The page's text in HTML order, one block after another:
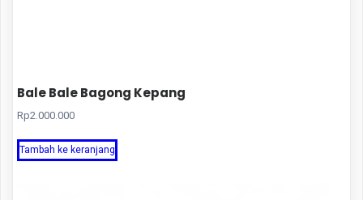
Bale Bale Bagong Kepang
Rp2.000.000
Tambah ke keranjang